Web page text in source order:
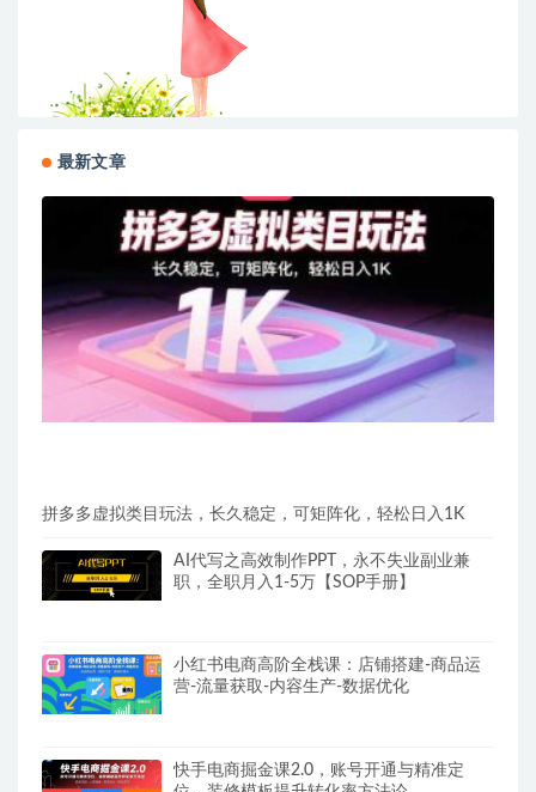
最新文章
拼多多虚拟类目玩法，长久稳定，可矩阵化，轻松日入1K
AI代写之高效制作PPT，永不失业副业兼
职，全职月入1-5万【SOP手册】
小红书电商高阶全栈课：店铺搭建-商品运
营-流量获取-内容生产-数据优化
快手电商掘金课2.0，账号开通与精准定